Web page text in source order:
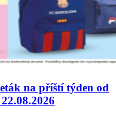
na příští týden od